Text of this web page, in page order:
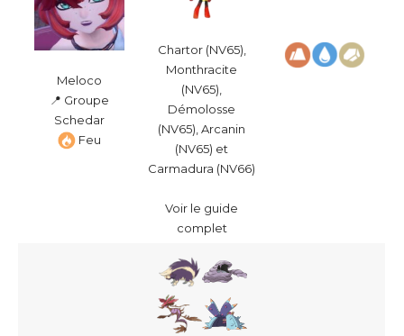
Meloco
📍 Groupe
Schedar
Feu
Chartor (NV65),
Monthracite
(NV65),
Démolosse
(NV65), Arcanin
(NV65) et
Carmadura (NV66)
Voir le guide
complet